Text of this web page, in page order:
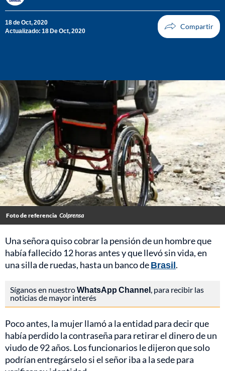
18 de Oct, 2020
Actualizado: 18 De Oct, 2020
Foto de referencia Colprensa
Una señora quiso cobrar la pensión de un hombre que
había fallecido 12 horas antes y que llevó sin vida, en
una silla de ruedas, hasta un banco deBrasil.
Síganos en nuestroWhatsApp Channel, para recibir las
noticias de mayor interés
Poco antes, la mujer llamó a la entidad para decir que
había perdido la contraseña para retirar el dinero de un
viudo de 92 años. Los funcionarios le dijeron que solo
podrían entregárselo si el señor iba a la sede para